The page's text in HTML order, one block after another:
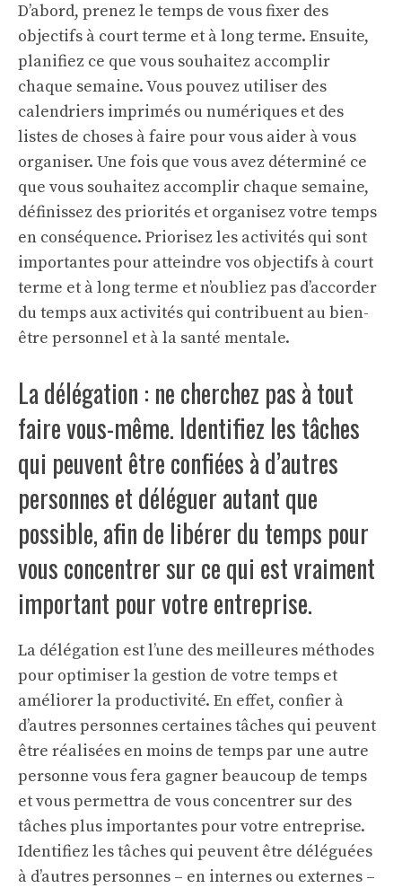
D’abord, prenez le temps de vous fixer des
objectifs à court terme et à long terme. Ensuite,
planifiez ce que vous souhaitez accomplir
chaque semaine. Vous pouvez utiliser des
calendriers imprimés ou numériques et des
listes de choses à faire pour vous aider à vous
organiser. Une fois que vous avez déterminé ce
que vous souhaitez accomplir chaque semaine,
définissez des priorités et organisez votre temps
en conséquence. Priorisez les activités qui sont
importantes pour atteindre vos objectifs à court
terme et à long terme et n’oubliez pas d’accorder
du temps aux activités qui contribuent au bien-
être personnel et à la santé mentale.
La délégation : ne cherchez pas à tout
faire vous-même. Identifiez les tâches
qui peuvent être confiées à d’autres
personnes et déléguer autant que
possible, afin de libérer du temps pour
vous concentrer sur ce qui est vraiment
important pour votre entreprise.
La délégation est l’une des meilleures méthodes
pour optimiser la gestion de votre temps et
améliorer la productivité. En effet, confier à
d’autres personnes certaines tâches qui peuvent
être réalisées en moins de temps par une autre
personne vous fera gagner beaucoup de temps
et vous permettra de vous concentrer sur des
tâches plus importantes pour votre entreprise.
Identifiez les tâches qui peuvent être déléguées
à d’autres personnes – en internes ou externes –